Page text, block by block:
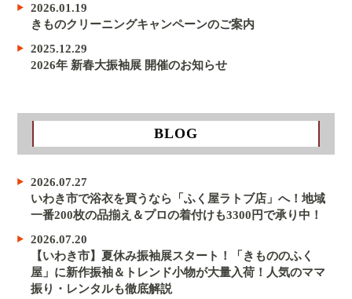
2026.01.19
きものクリーニングキャンペーンのご案内
2025.12.29
2026年 新春大振袖展 開催のお知らせ
BLOG
2026.07.27
いわき市で浴衣を買うなら「ふく屋ラトブ店」へ！地域
一番200枚の品揃え＆プロの着付けも3300円で承り中！
2026.07.20
【いわき市】夏休み振袖展スタート！「きもののふく
屋」に新作振袖＆トレンド小物が大量入荷！人気のママ
振り・レンタルも徹底解説